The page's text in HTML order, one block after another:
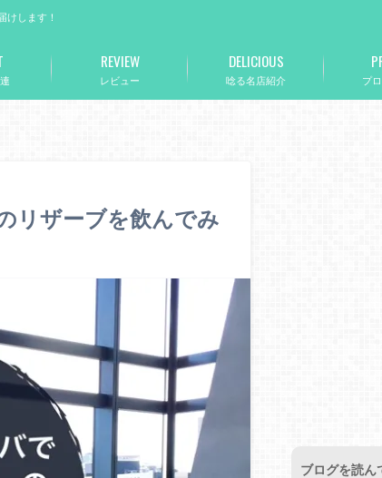
けします！
レビュー
REVIEW
唸る名店紹介
DELICIOUS
プ
リザーブを飲んでみ
ブログを読ん